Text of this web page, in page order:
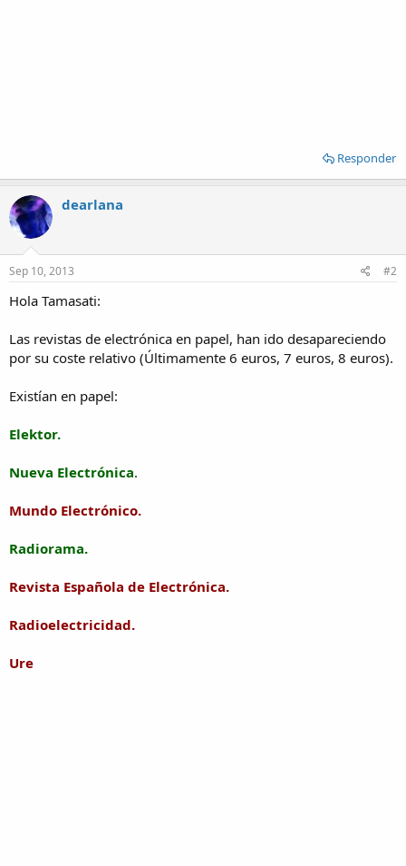
Responder
dearlana
Sep 10, 2013 #2
Hola Tamasati:
Las revistas de electrónica en papel, han ido desapareciendo
por su coste relativo (Últimamente 6 euros, 7 euros, 8 euros).
Existían en papel:
Elektor.
Nueva Electrónica.
Mundo Electrónico.
Radiorama.
Revista Española de Electrónica.
Radioelectricidad.
Ure